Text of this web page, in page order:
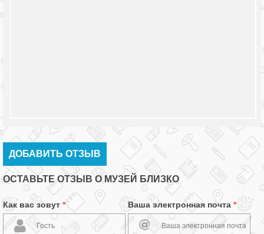
ДОБАВИТЬ ОТЗЫВ
ОСТАВЬТЕ ОТЗЫВ О МУЗЕЙ БЛИЗКО
Как вас зовут * Ваша электронная почта *